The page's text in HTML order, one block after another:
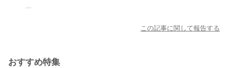
この記事に関して報告する
おすすめ特集